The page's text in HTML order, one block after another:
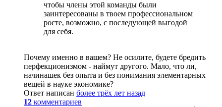
чтобы члены этой команды были
заинтересованы в твоем профессиональном
росте, возможно, с последующей выгодой
для себя.
Почему именно в вашем? Не осилите, будете бредить
перфекционизмом - наймут другого. Мало, что ли,
начинашек без опыта и без понимания элементарных
вещей в науке экономике?
Ответ написан более трёх лет назад
12 комментариев